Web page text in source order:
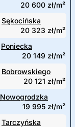
20 600 zł/m²
Sękocińska
20 323 zł/m²
Poniecka
20 149 zł/m²
Bobrowskiego
20 121 zł/m²
Nowogrodzka
19 995 zł/m²
Tarczyńska